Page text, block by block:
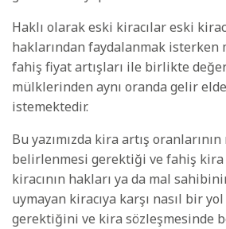
Haklı olarak eski kiracılar eski
haklarından faydalanmak isterken
fahiş fiyat artışları ile birlikte
mülklerinden aynı oranda gelir
istemektedir.
Bu yazımızda kira artış
belirlenmesi gerektiği ve fahiş kira
kiracının hakları ya da mal
uymayan kiracıya karşı nasıl bir
gerektiğini ve kira sözleşmesinde